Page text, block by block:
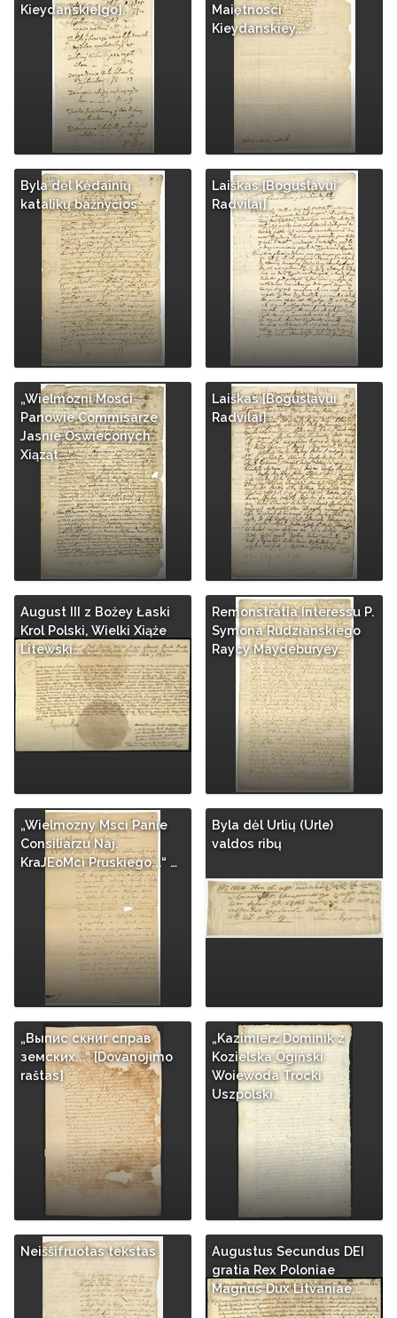
Kieydanskie[go]...“
Maiętnosci
Kieydanskiey...“
Byla dėl Kėdainių
katalikų bažnyčios
Laiškas [Boguslavui
Radvilai]
„Wielmozni Mosci
Panowie Commisarze
Jasnie Oswieconych
Xiąząt...“ …
Laiškas [Boguslavui
Radvilai]
August III z Bożey Łaski
Krol Polski, Wielki Xiąże
Litewski... : …
Remonstratia Interessu P.
Symona Rudzianskiego
Raycy Maydeburyey…
„Wielmozny Msci Panie
Consiliarzu Naj.
KraJEoMci Pruskiego...“ …
Byla dėl Urlių (Urle)
valdos ribų
„Выпис скниг справ
земских...“ [Dovanojimo
raštas]
„Kazimierz Dominik z
Kozielska Ogiński
Woiewoda Trocki
Uszpolski…
Neiššifruotas tekstas
Augustus Secundus DEI
gratia Rex Poloniae
Magnus Dux Litvaniae,…